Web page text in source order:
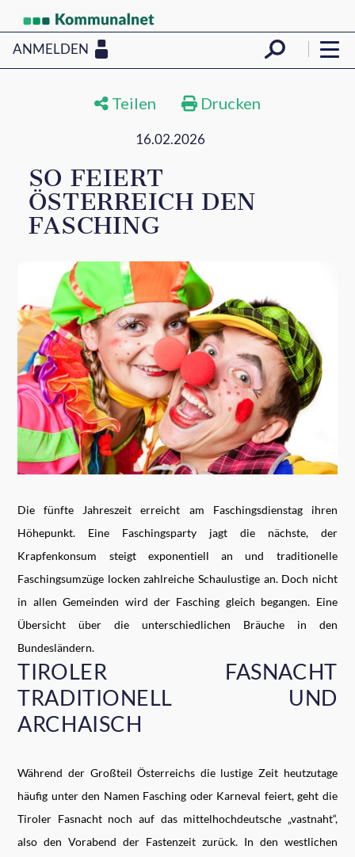
ANMELDEN
Teilen Drucken
16.02.2026
SO FEIERT
ÖSTERREICH DEN
FASCHING
Die fünfte Jahreszeit erreicht am Faschingsdienstag ihren
Höhepunkt. Eine Faschingsparty jagt die nächste, der
Krapfenkonsum steigt exponentiell an und traditionelle
Faschingsumzüge locken zahlreiche Schaulustige an. Doch nicht
in allen Gemeinden wird der Fasching gleich begangen. Eine
Übersicht über die unterschiedlichen Bräuche in den
Bundesländern.
TIROLER FASNACHT
TRADITIONELL UND
ARCHAISCH
Während der Großteil Österreichs die lustige Zeit heutzutage
häufig unter den Namen Fasching oder Karneval feiert, geht die
Tiroler Fasnacht noch auf das mittelhochdeutsche „vastnaht“,
also den Vorabend der Fastenzeit zurück. In den westlichen